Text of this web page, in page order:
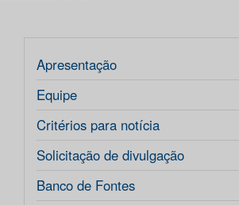
Apresentação
Equipe
Critérios para notícia
Solicitação de divulgação
Banco de Fontes